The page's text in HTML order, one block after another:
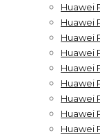
Huawei
Huawei
Huawei
Huawei
Huawei
Huawei
Huawei
Huawei
Huawei